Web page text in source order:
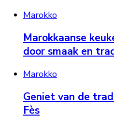
Marokko
Marokkaanse
door smaak en
Marokko
Geniet van de
Fès